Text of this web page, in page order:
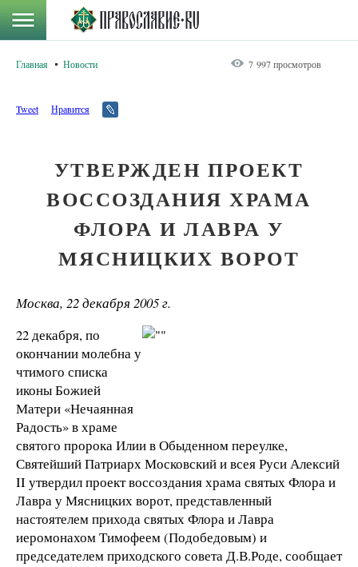
Главная Новости 7 997 просмотров
Tweet Нравится
УТВЕРЖДЕН ПРОЕКТ
ВОССОЗДАНИЯ ХРАМА
ФЛОРА И ЛАВРА У
МЯСНИЦКИХ ВОРОТ
Москва, 22 декабря 2005 г.
22 декабря, по
окончании молебна у
чтимого списка
иконы Божией
Матери «Нечаянная
Радость» в храме
святого пророка Илии в Обыденном переулке,
Святейший Патриарх Московский и всея Руси Алексий
II утвердил проект воссоздания храма святых Флора и
Лавра у Мясницких ворот, представленный
настоятелем прихода святых Флора и Лавра
иеромонахом Тимофеем (Подобедовым) и
председателем приходского совета Д.В.Роде, сообщает